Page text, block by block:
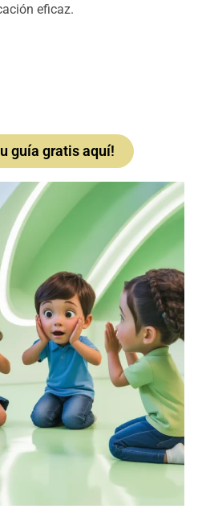
eficaz.
guía gratis aquí!